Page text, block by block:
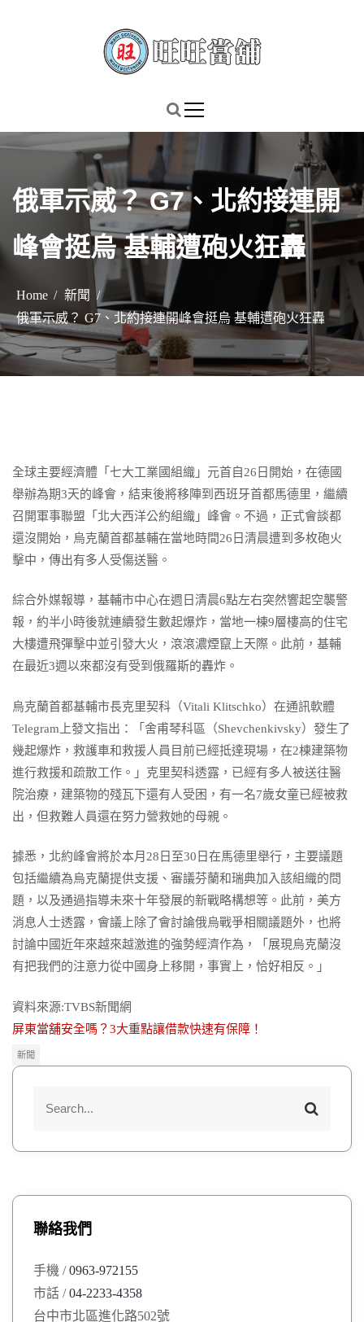
俄軍示威？ G7、北約接連開
峰會挺烏 基輔遭砲火狂轟
Home
新聞
俄軍示威？ G7、北約接連開峰會挺烏 基輔遭砲火狂轟
全球主要經濟體「七大工業國組織」元首自26日開始，在德國
舉辦為期3天的峰會，結束後將移陣到西班牙首都馬德里，繼續
召開軍事聯盟「北大西洋公約組織」峰會。不過，正式會談都
還沒開始，烏克蘭首都基輔在當地時間26日清晨遭到多枚砲火
擊中，傳出有多人受傷送醫。
綜合外媒報導，基輔市中心在週日清晨6點左右突然響起空襲警
報，約半小時後就連續發生數起爆炸，當地一棟9層樓高的住宅
大樓遭飛彈擊中並引發大火，滾滾濃煙竄上天際。此前，基輔
在最近3週以來都沒有受到俄羅斯的轟炸。
烏克蘭首都基輔市長克里契科（Vitali Klitschko）在通訊軟體
Telegram上發文指出：「舍甫琴科區（Shevchenkivsky）發生了
幾起爆炸，救護車和救援人員目前已經抵達現場，在2棟建築物
進行救援和疏散工作。」克里契科透露，已經有多人被送往醫
院治療，建築物的殘瓦下還有人受困，有一名7歲女童已經被救
出，但救難人員還在努力營救她的母親。
據悉，北約峰會將於本月28日至30日在馬德里舉行，主要議題
包括繼續為烏克蘭提供支援、審議芬蘭和瑞典加入該組織的問
題，以及通過指導未來十年發展的新戰略構想等。此前，美方
消息人士透露，會議上除了會討論俄烏戰爭相關議題外，也將
討論中國近年來越來越激進的強勢經濟作為，「展現烏克蘭沒
有把我們的注意力從中國身上移開，事實上，恰好相反。」
資料來源:TVBS新聞網
屏東當舖安全嗎？3大重點讓借款快速有保障！
新聞
f
:
S
r
聯絡我們
手機 /0963-972155
市話 /04-2233-4358
台中市北區進化路502號